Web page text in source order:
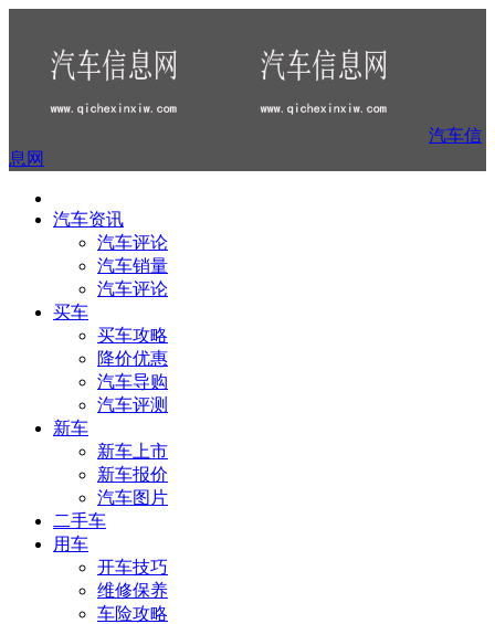
汽车信
息网
汽车资讯
汽车评论
汽车销量
汽车评论
买车
买车攻略
降价优惠
汽车导购
汽车评测
新车
新车上市
新车报价
汽车图片
二手车
用车
开车技巧
维修保养
车险攻略